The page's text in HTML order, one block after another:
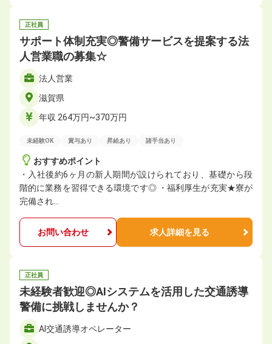
正社員
サポート体制充実◎警備サービスを提案する法
人営業職の募集☆
法人営業
滋賀県
年収 264万円~370万円
未経験OK 賞与あり 昇給あり 諸手当あり
おすすめポイント
・入社後約6ヶ月の新人期間が設けられており、基礎から段
階的に業務を習得できる環境です◎ ・福利厚生が充実★寮が
完備され…
お問い合わせ 求人詳細を見る
正社員
未経験者歓迎◎AIシステムを活用した交通誘導
警備に挑戦しませんか？
AI交通誘導オペレーター